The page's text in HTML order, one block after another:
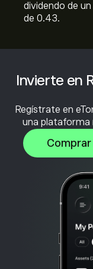
Invierte en
Regístrate en
una plataforma
Comprar
dividendo de
de 0.43.